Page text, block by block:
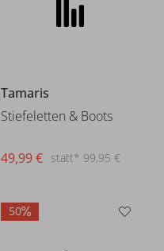
Tamaris
Stiefeletten & Boots
statt* 99,95 €
49,99 €
50